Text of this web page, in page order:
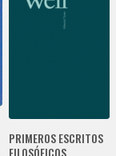
PRIMEROS ESCRITOS
FILOSÓFICOS